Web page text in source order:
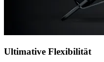
Ultimative Flexibilität